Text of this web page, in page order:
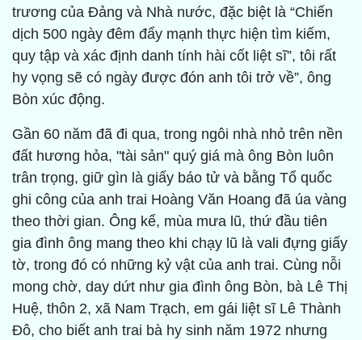
trương của Đảng và Nhà nước, đặc biệt là “Chiến
dịch 500 ngày đêm đẩy mạnh thực hiện tìm kiếm,
quy tập và xác định danh tính hài cốt liệt sĩ”, tôi rất
hy vọng sẽ có ngày được đón anh tôi trở về”, ông
Bòn xúc động.
Gần 60 năm đã đi qua, trong ngôi nhà nhỏ trên nền
đất hương hỏa, "tài sản" quý giá mà ông Bòn luôn
trân trọng, giữ gìn là giấy báo tử và bằng Tổ quốc
ghi công của anh trai Hoàng Văn Hoang đã úa vàng
theo thời gian. Ông kể, mùa mưa lũ, thứ đầu tiên
gia đình ông mang theo khi chạy lũ là vali đựng giấy
tờ, trong đó có những kỷ vật của anh trai. Cùng nỗi
mong chờ, day dứt như gia đình ông Bòn, bà Lê Thị
Huệ, thôn 2, xã Nam Trạch, em gái liệt sĩ Lê Thành
Đô, cho biết anh trai bà hy sinh năm 1972 nhưng